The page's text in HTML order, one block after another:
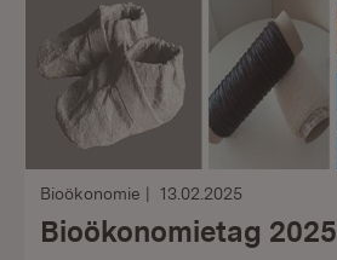
Bioökonomie 13.02.2025
Bioökonomietag 2025